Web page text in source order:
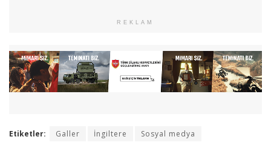
REKLAM
Etiketler: Galler İngiltere Sosyal medya